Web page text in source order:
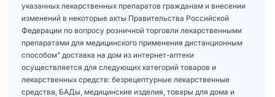
указанных лекарственных препаратов гражданам и внесении
изменений в некоторые акты Правительства Российской
Федерации по вопросу розничной торговли лекарственными
препаратами для медицинского применения дистанционным
способом" доставка на дом из интернет-аптеки
осуществляется для следующих категорий товаров и
лекарственных средств: безрецептурные лекарственные
средства, БАДы, медицинские изделия, товары для дома и